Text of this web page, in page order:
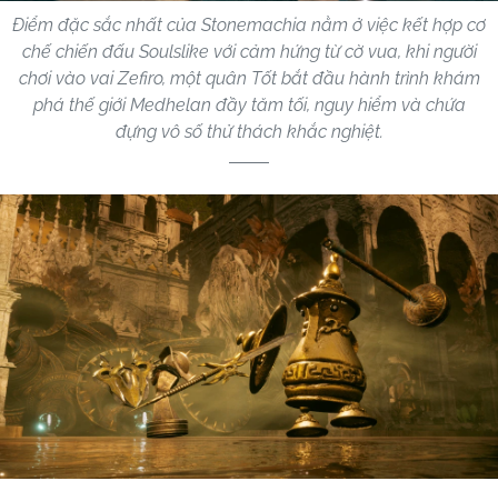
Điểm đặc sắc nhất của Stonemachia nằm ở việc kết hợp cơ
chế chiến đấu Soulslike với cảm hứng từ cờ vua, khi người
chơi vào vai Zefiro, một quân Tốt bắt đầu hành trình khám
phá thế giới Medhelan đầy tăm tối, nguy hiểm và chứa
đựng vô số thử thách khắc nghiệt.